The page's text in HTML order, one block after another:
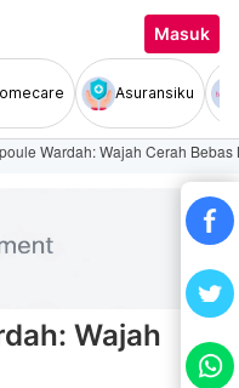
Masuk
Asuransiku
Wardah: Wajah Cerah Bebas
Wajah